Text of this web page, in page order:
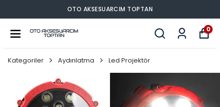
OTO AKSESUARCIM TOPTAN
0
Kategoriler Aydınlatma Led Projektör